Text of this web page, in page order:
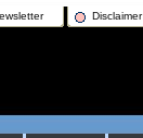
Disclaimer